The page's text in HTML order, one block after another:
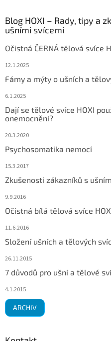
Blog HOXI – Rady, tipy a
ušními svícemi
Očistná ČERNÁ tělová svíce
12.1.2025
Fámy a mýty o ušních a
6.1.2025
Dají se tělové svíce HOXI
onemocnění?
20.3.2020
Psychosomatika nemocí
15.3.2017
Zkušenosti zákazníků s
9.9.2016
Očistná bílá tělová svíce
11.6.2016
Složení ušních a tělových
26.11.2015
7 důvodů pro ušní a tělové
4.1.2015
ARCHIV